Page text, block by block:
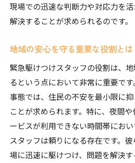
スキルアップのためのサ
資格取得支援とキャリアア
地域の安全を24時間365日サ
けつけスタッフ求人情報
仕事内容とは
夜勤や休日のシフトにつ
緊急事態に対応するため
地域の安心を守るための
現場での迅速な判断力や対応力を
解決することが求められるのです。
地域の安心を守る重要な役割とは
緊急駆けつけスタッフの役割は、
るという点において非常に重要で
事態では、住民の不安を最小限に
ことが求められます。特に、夜間
ービスが利用できない時間帯にお
スタッフは頼りになる存在です。
場に迅速に駆けつけ、問題を解決